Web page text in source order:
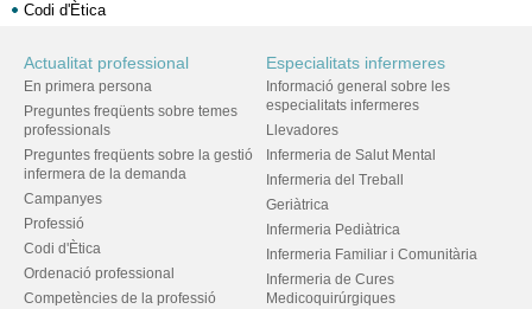
Codi d'Ètica
Actualitat professional
En primera persona
Preguntes freqüents sobre temes
professionals
Preguntes freqüents sobre la gestió
infermera de la demanda
Campanyes
Professió
Codi d'Ètica
Ordenació professional
Competències de la professió
Especialitats infermeres
Informació general sobre les
especialitats infermeres
Llevadores
Infermeria de Salut Mental
Infermeria del Treball
Geriàtrica
Infermeria Pediàtrica
Infermeria Familiar i Comunitària
Infermeria de Cures
Medicoquirúrgiques